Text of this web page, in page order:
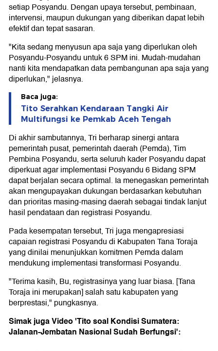
setiap Posyandu. Dengan upaya tersebut, pembinaan,
intervensi, maupun dukungan yang diberikan dapat lebih
efektif dan tepat sasaran.
"Kita sedang menyusun apa saja yang diperlukan oleh
Posyandu-Posyandu untuk 6 SPM ini. Mudah-mudahan
nanti kita mendapatkan data pembangunan apa saja yang
diperlukan," jelasnya.
Baca juga:
Tito Serahkan Kendaraan Tangki Air
Multifungsi ke Pemkab Aceh Tengah
Di akhir sambutannya, Tri berharap sinergi antara
pemerintah pusat, pemerintah daerah (Pemda), Tim
Pembina Posyandu, serta seluruh kader Posyandu dapat
diperkuat agar implementasi Posyandu 6 Bidang SPM
dapat berjalan secara optimal. Ia menegaskan pemerintah
akan mengupayakan dukungan berdasarkan kebutuhan
dan prioritas masing-masing daerah sebagai tindak lanjut
hasil pendataan dan registrasi Posyandu.
Pada kesempatan tersebut, Tri juga mengapresiasi
capaian registrasi Posyandu di Kabupaten Tana Toraja
yang dinilai menunjukkan komitmen Pemda dalam
mendukung implementasi transformasi Posyandu.
"Terima kasih, Bu, registrasinya yang luar biasa. [Tana
Toraja ini merupakan] salah satu kabupaten yang
berprestasi," pungkasnya.
Simak juga Video 'Tito soal Kondisi Sumatera:
Jalanan-Jembatan Nasional Sudah Berfungsi':